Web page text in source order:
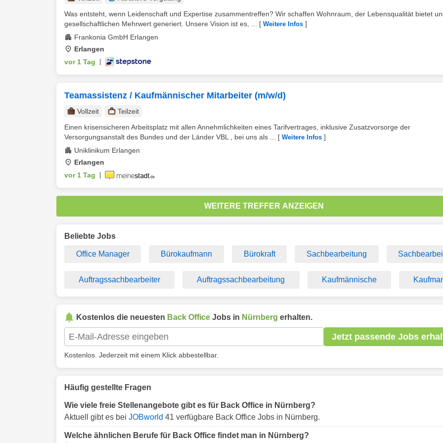
Was entsteht, wenn Leidenschaft und Expertise zusammentreffen? Wir schaffen Wohnraum, der Lebensqualität bietet
gesellschaftlichen Mehrwert generiert. Unsere Vision ist es, ...
[ Weitere Infos ]
Frankonia GmbH Erlangen
Erlangen
vor 1 Tag
Teamassistenz / Kaufmännischer Mitarbeiter (m/w/d)
Vollzeit
Teilzeit
Einen krisensicheren Arbeitsplatz mit allen Annehmlichkeiten eines Tarifvertrages, inklusive Zusatzvorsorge der
Versorgungsanstalt des Bundes und der Länder VBL , bei uns als ...
[ Weitere Infos ]
Uniklinikum Erlangen
Erlangen
vor 1 Tag
WEITERE TREFFER ANZEIGEN
Beliebte Jobs
Office Manager Bürokaufmann Bürokraft Sachbearbeitung
Auftragssachbearbeiter Auftragssachbearbeitung Kaufmännische
Kostenlos die neuesten Back Office Jobs in Nürnberg erhalten.
Jetzt passende Jobs
Kostenlos. Jederzeit mit einem Klick abbestellbar.
Häufig gestellte Fragen
Wie viele freie Stellenangebote gibt es für Back Office in Nürnberg?
Aktuell gibt es bei JOBworld 41 verfügbare Back Office Jobs in Nürnberg.
Welche ähnlichen Berufe für Back Office findet man in Nürnberg?